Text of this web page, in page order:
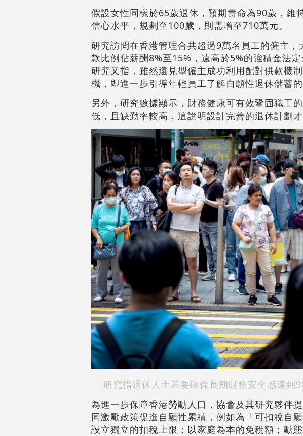
假設女性同樣於65歲退休，預期壽命為90歲，維
信心水平，規劃至100歲，則需增至710萬元。
研究訪問在香港管理合共超過9萬名員工的僱主
款比例佔薪酬8%至15%，遠高於5%的強積金法
研究又指，雖然遠見型僱主成功利用配對供款機
機，即進一步引導年輕員工了解自願性退休儲蓄的
另外，研究數據顯示，財務健康可有效鞏固職工
低，且缺勤率較高，這說明設計完善的退休計劃
研究指退休人士若要確保長期財務安全感達到
為進一步保障香港勞動人口，協會及其研究夥伴
同激勵政策促進自願性累積，例如為「可扣稅自
設立獨立的扣稅上限；以家庭為本的免稅額；動